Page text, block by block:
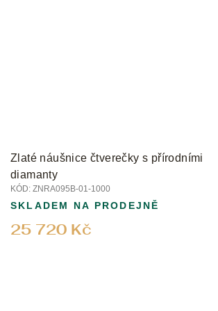
Zlaté náušnice čtverečky s přírodními
diamanty
KÓD: ZNRA095B-01-1000
25 720 Kč
SKLADEM NA PRODEJNĚ